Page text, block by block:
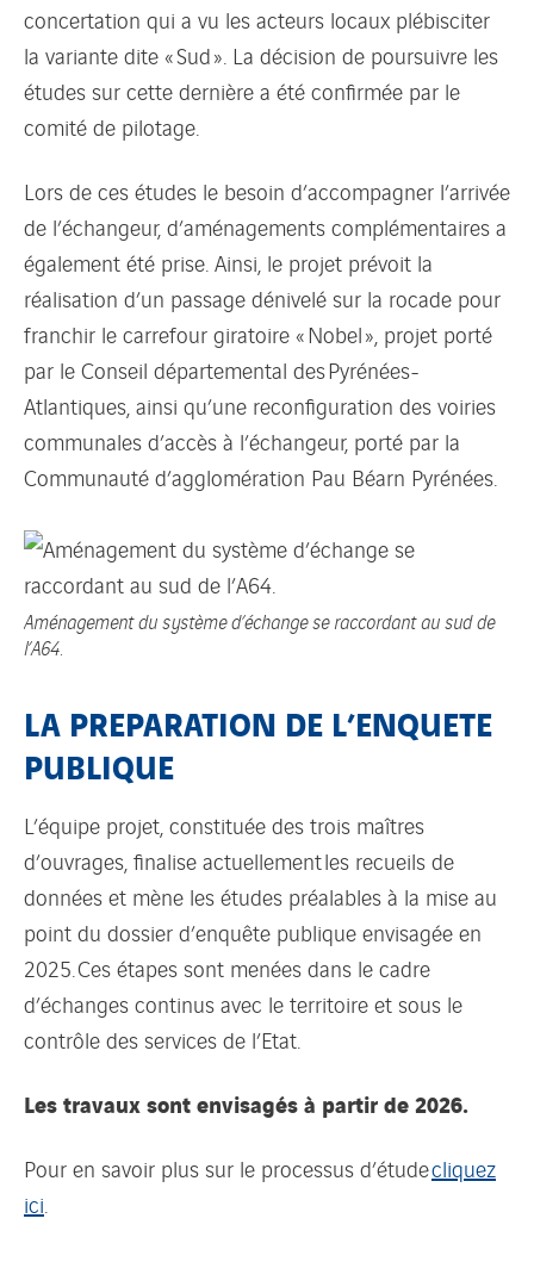
concertation qui a vu les acteurs locaux plébisciter
la variante dite « Sud ». La décision de poursuivre les
études sur cette dernière a été confirmée par le
comité de pilotage.
Lors de ces études le besoin d’accompagner l’arrivée
de l’échangeur, d’aménagements complémentaires a
également été prise. Ainsi, le projet prévoit la
réalisation d’un passage dénivelé sur la rocade pour
franchir le carrefour giratoire « Nobel », projet porté
par le Conseil départemental des Pyrénées-
Atlantiques, ainsi qu’une reconfiguration des voiries
communales d’accès à l’échangeur, porté par la
Communauté d’agglomération Pau Béarn Pyrénées.
Aménagement du système d’échange se raccordant au sud de
l’A64.
LA PREPARATION DE L’ENQUETE
PUBLIQUE
L’équipe projet, constituée des trois maîtres
d’ouvrages, finalise actuellement les recueils de
données et mène les études préalables à la mise au
point du dossier d’enquête publique envisagée en
2025. Ces étapes sont menées dans le cadre
d’échanges continus avec le territoire et sous le
contrôle des services de l’Etat.
Les travaux sont envisagés à partir de 2026.
Pour en savoir plus sur le processus d’étudecliquez
ici